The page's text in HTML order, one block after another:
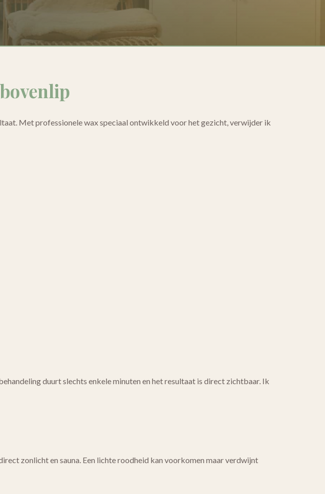
Met professionele wax speciaal ontwikkeld voor het gezicht, verwijder ik
duurt slechts enkele minuten en het resultaat is direct zichtbaar. Ik
zonlicht en sauna. Een lichte roodheid kan voorkomen maar verdwijnt